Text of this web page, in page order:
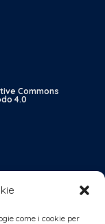
come i cookie per
Commons
4.0